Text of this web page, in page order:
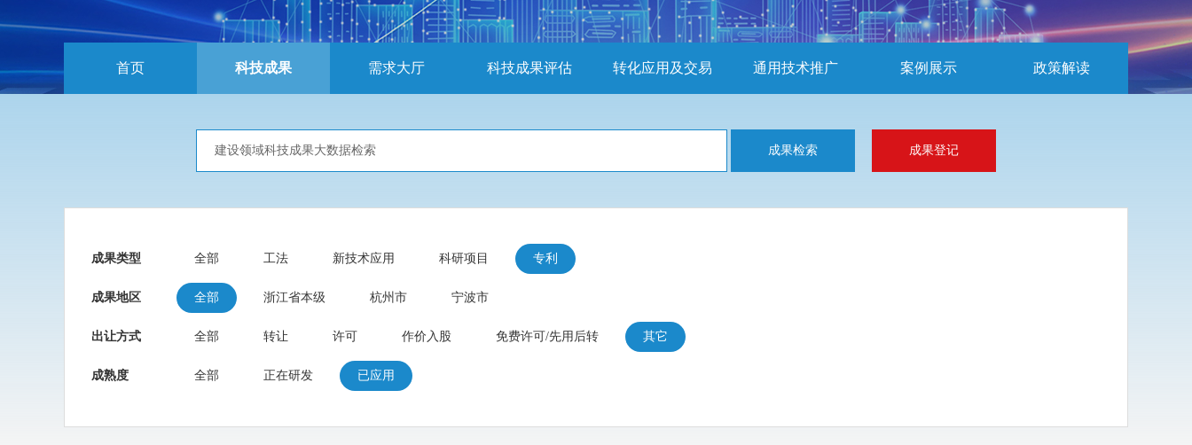
首页 科技成果 需求大厅 科技成果评估 转化应用及交易 通用技术推广 案例展示 政策解读
成果检索 成果登记
成果类型 全部 工法 新技术应用 科研项目 专利
成果地区 全部 浙江省本级 杭州市 宁波市
出让方式 全部 转让 许可 作价入股 免费许可/先用后转 其它
成熟度 全部 正在研发 已应用